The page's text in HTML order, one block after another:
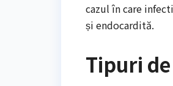
cazul în care
și endocardită.
Tipuri